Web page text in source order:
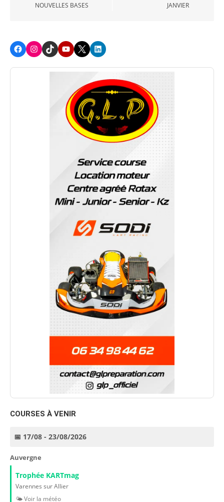
NOUVELLES BASES
JANVIER
FacebookInstagram
TikTokYoutube
X LinkedIn
COURSES À VENIR
📅 17/08 - 23/08/2026
Auvergne
Trophée KARTmag
Varennes sur Allier
🌤️ Voir la météo